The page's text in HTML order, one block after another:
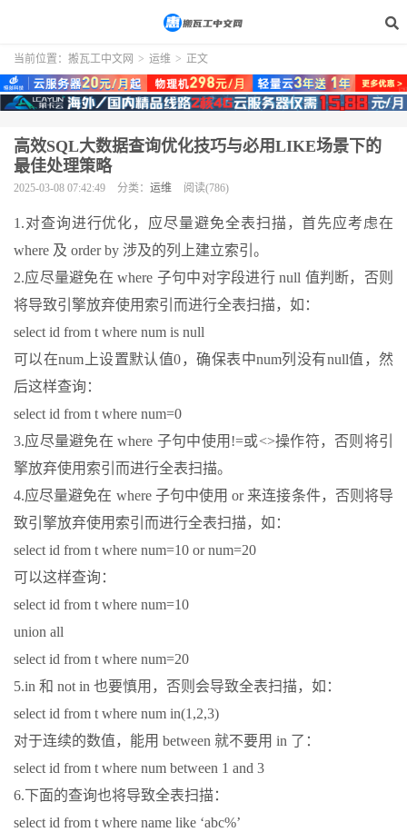
当前位置： 搬瓦工中文网 > 运维 > 正文
高效SQL大数据查询优化技巧与必用LIKE场景下的
最佳处理策略
2025-03-08 07:42:49 分类： 运维 阅读(786)
1.对查询进行优化，应尽量避免全表扫描，首先应考虑在
where 及 order by 涉及的列上建立索引。
2.应尽量避免在 where 子句中对字段进行 null 值判断，否则
将导致引擎放弃使用索引而进行全表扫描，如：
select id from t where num is null
可以在num上设置默认值0，确保表中num列没有null值，然
后这样查询：
select id from t where num=0
3.应尽量避免在 where 子句中使用!=或<>操作符，否则将引
擎放弃使用索引而进行全表扫描。
4.应尽量避免在 where 子句中使用 or 来连接条件，否则将导
致引擎放弃使用索引而进行全表扫描，如：
select id from t where num=10 or num=20
可以这样查询：
select id from t where num=10
union all
select id from t where num=20
5.in 和 not in 也要慎用，否则会导致全表扫描，如：
select id from t where num in(1,2,3)
对于连续的数值，能用 between 就不要用 in 了：
select id from t where num between 1 and 3
6.下面的查询也将导致全表扫描：
select id from t where name like ‘abc%’